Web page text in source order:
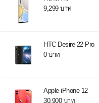
9,299 บาท
HTC Desire 22 Pro
0 บาท
Apple iPhone 12
30,900 บาท